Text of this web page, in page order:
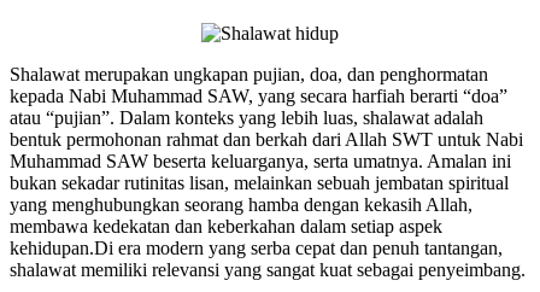
Shalawat merupakan ungkapan pujian, doa, dan penghormatan
kepada Nabi Muhammad SAW, yang secara harfiah berarti “doa”
atau “pujian”. Dalam konteks yang lebih luas, shalawat adalah
bentuk permohonan rahmat dan berkah dari Allah SWT untuk Nabi
Muhammad SAW beserta keluarganya, serta umatnya. Amalan ini
bukan sekadar rutinitas lisan, melainkan sebuah jembatan spiritual
yang menghubungkan seorang hamba dengan kekasih Allah,
membawa kedekatan dan keberkahan dalam setiap aspek
kehidupan.Di era modern yang serba cepat dan penuh tantangan,
shalawat memiliki relevansi yang sangat kuat sebagai penyeimbang.